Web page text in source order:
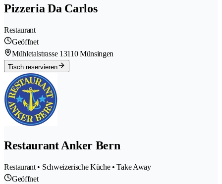
Pizzeria Da Carlos
Restaurant
Geöffnet
Mühletalstrasse 13110 Münsingen
Tisch reservieren
Restaurant Anker Bern
Restaurant • Schweizerische Küche • Take Away
Geöffnet